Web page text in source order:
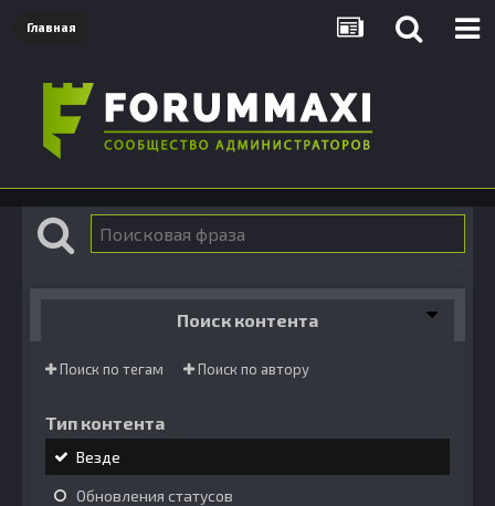
Главная
Поиск контента
Поиск по тегам Поиск по автору
Тип контента
Везде
Обновления статусов